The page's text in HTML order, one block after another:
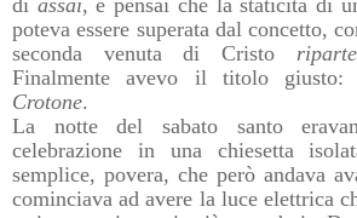
poteva essere superata dal concetto,
seconda venuta di Cristo
Finalmente avevo il titolo giusto:
Crotone.
La notte del sabato santo
celebrazione in una chiesetta
semplice, povera, che però andava
cominciava ad avere la luce elettrica